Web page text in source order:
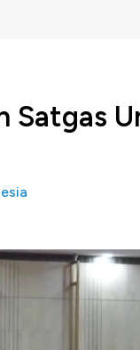
Satgas
Agraria dan
Yudhoyono
yaitu
dan Konflik